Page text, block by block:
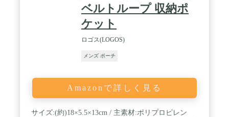
ベルトループ 収納ポ
ケット
ロゴス(LOGOS)
メンズ ポーチ
Amazonで詳しく見る
サイズ:(約)18×5.5×13cm / 主素材:ポリプロピレン